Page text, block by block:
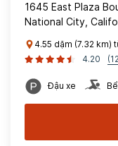
1645 East Plaza
National City,
4.55 dặm (7.32 km)
4.20
Đậu xe